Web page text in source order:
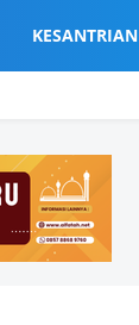
KESANTRIAN